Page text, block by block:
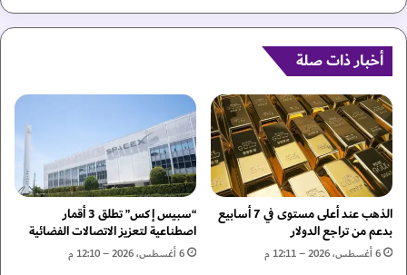
ة
ض
ل
ة
ل
ل
م
س
ت
ث
م
ا
ف
ح
و
ن
أ
ك
ب
ر
ح
أخبار ذات صلة
الذهب عند أعلى مستوى في 7 أسابيع
بدعم من تراجع الدولار
6 أغسطس، 2026 – 12:11 م
“سبيس إكس” تطلق 3 أقمار
اصطناعية لتعزيز الاتصالات الفضائية
6 أغسطس، 2026 – 12:10 م